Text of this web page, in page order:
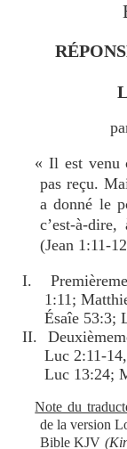
« Il est venu
pas reçu.
a donné le
c’est-à-dire,
(Jean 1:11-
I.
1:11;
Ésaîe 53:3;
II.
Luc 2:11-
Luc 13:24;
Note du
de la version
Bible KJV